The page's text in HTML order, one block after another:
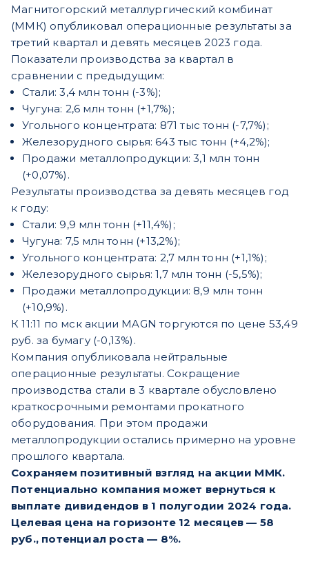
Магнитогорский металлургический комбинат
(ММК) опубликовал операционные результаты за
третий квартал и девять месяцев 2023 года.
Показатели производства за квартал в
сравнении с предыдущим:
Стали: 3,4 млн тонн (-3%);
Чугуна: 2,6 млн тонн (+1,7%);
Угольного концентрата: 871 тыс тонн (-7,7%);
Железорудного сырья: 643 тыс тонн (+4,2%);
Продажи металлопродукции: 3,1 млн тонн
(+0,07%).
Результаты производства за девять месяцев год
к году:
Стали: 9,9 млн тонн (+11,4%);
Чугуна: 7,5 млн тонн (+13,2%);
Угольного концентрата: 2,7 млн тонн (+1,1%);
Железорудного сырья: 1,7 млн тонн (-5,5%);
Продажи металлопродукции: 8,9 млн тонн
(+10,9%).
К 11:11 по мск акции MAGN торгуются по цене 53,49
руб. за бумагу (-0,13%).
Компания опубликовала нейтральные
операционные результаты. Сокращение
производства стали в 3 квартале обусловлено
краткосрочными ремонтами прокатного
оборудования. При этом продажи
металлопродукции остались примерно на уровне
прошлого квартала.
Сохраняем позитивный взгляд на акции ММК.
Потенциально компания может вернуться к
выплате дивидендов в 1 полугодии 2024 года.
Целевая цена на горизонте 12 месяцев — 58
руб., потенциал роста — 8%.